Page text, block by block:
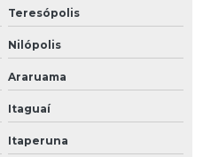
Teresópolis
Nilópolis
Araruama
Itaguaí
Itaperuna